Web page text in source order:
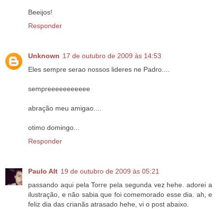
Beeijos!
Responder
Unknown 17 de outubro de 2009 às 14:53
Eles sempre serao nossos lideres ne Padro....
sempreeeeeeeeeee
abração meu amigao....
otimo domingo...
Responder
Paulo Alt 19 de outubro de 2009 às 05:21
passando aqui pela Torre pela segunda vez hehe. adorei a
ilustração, e não sabia que foi comemorado esse dia. ah, e
feliz dia das crianãs atrasado hehe, vi o post abaixo.